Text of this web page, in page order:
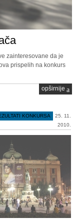
zainteresovane da je
prispelih na konkurs
opširnije
KONKURSA
25. 11.
2010.